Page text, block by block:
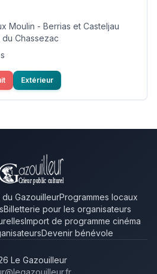
Moulin - Berrias et Casteljau
Chassezac
Extérieur
GazouilleurProgrammes locaux
Billetterie pour les organisateurs
Import de programme cinéma
Devenir bénévole
Le Gazouilleur